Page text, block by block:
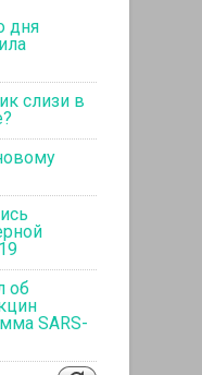
дня
слизи в
об
SARS-